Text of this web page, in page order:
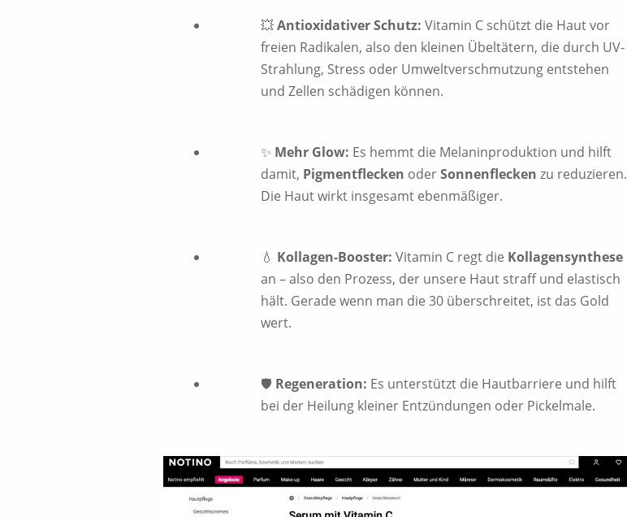
💥Antioxidativer Schutz: Vitamin C schützt die Haut vor
freien Radikalen, also den kleinen Übeltätern, die durch UV-
Strahlung, Stress oder Umweltverschmutzung entstehen
und Zellen schädigen können.
✨ Mehr Glow: Es hemmt die Melaninproduktion und hilft
damit, Pigmentflecken oderSonnenflecken zu reduzieren.
Die Haut wirkt insgesamt ebenmäßiger.
💧 Kollagen-Booster: Vitamin C regt die Kollagensynthese
an – also den Prozess, der unsere Haut straff und elastisch
hält. Gerade wenn man die 30 überschreitet, ist das Gold
wert.
🛡️ Regeneration: Es unterstützt die Hautbarriere und hilft
bei der Heilung kleiner Entzündungen oder Pickelmale.